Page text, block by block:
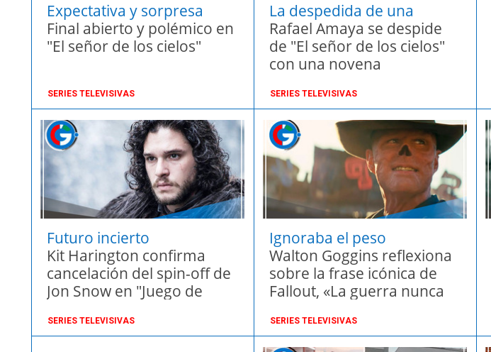
Expectativa y sorpresa
Final abierto y polémico en
"El señor de los cielos"
SERIES TELEVISIVAS
La despedida de una
leyenda
Rafael Amaya se despide
de "El señor de los cielos"
con una novena
emoción
SERIES TELEVISIVAS
Futuro incierto
Kit Harington confirma
cancelación del spin-off de
Jon Snow en "Juego de
SERIES TELEVISIVAS
Ignoraba el peso
Walton Goggins reflexiona
sobre la frase icónica de
Fallout, «La guerra nunca
SERIES TELEVISIVAS